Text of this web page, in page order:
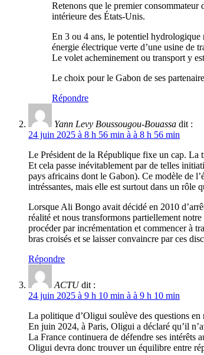
Retenons que le premier consommateur
intérieure des États-Unis.
En 3 ou 4 ans, le potentiel hydrologique
énergie électrique verte d’une usine de
Le volet acheminement ou transport y
Le choix pour le Gabon de ses
Répondre
Yann Levy Boussougou-Bouassa dit :
24 juin 2025 à 8 h 56 min à à 8 h 56 min
Le Président de la République fixe un cap. La
Et cela passe inévitablement par de telles
pays africains dont le Gabon). Ce modèle de
intréssantes, mais elle est surtout dans un rôle
Lorsque Ali Bongo avait décidé en 2010
réalité et nous transformons partiellement
procéder par incrémentation et commencer à
bras croisés et se laisser convaincre par ces
Répondre
ACTU dit :
24 juin 2025 à 9 h 10 min à à 9 h 10 min
La politique d’Oligui soulève des questions
En juin 2024, à Paris, Oligui a déclaré qu’il
La France continuera de défendre ses intérêts
Oligui devra donc trouver un équilibre entre